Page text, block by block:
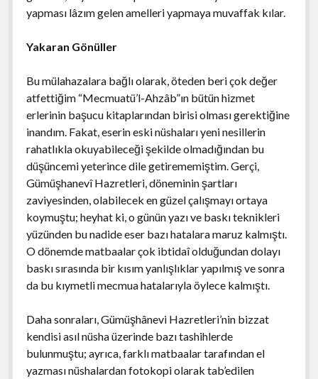
yapması lâzım gelen amelleri yapmaya muvaffak kılar.
Yakaran Gönüller
Bu mülahazalara bağlı olarak, öteden beri çok değer
atfettiğim “Mecmuatü’l-Ahzâb”ın bütün hizmet
erlerinin başucu kitaplarından birisi olması gerektiğine
inandım. Fakat, eserin eski nüshaları yeni nesillerin
rahatlıkla okuyabileceği şekilde olmadığından bu
düşüncemi yeterince dile getirememiştim. Gerçi,
Gümüşhanevî Hazretleri, döneminin şartları
zaviyesinden, olabilecek en güzel çalışmayı ortaya
koymuştu; heyhat ki, o günün yazı ve baskı teknikleri
yüzünden bu nadide eser bazı hatalara maruz kalmıştı.
O dönemde matbaalar çok ibtidaî olduğundan dolayı
baskı sırasında bir kısım yanlışlıklar yapılmış ve sonra
da bu kıymetli mecmua hatalarıyla öylece kalmıştı.
Daha sonraları, Gümüşhânevi Hazretleri’nin bizzat
kendisi asıl nüsha üzerinde bazı tashihlerde
bulunmuştu; ayrıca, farklı matbaalar tarafından el
yazması nüshalardan fotokopi olarak tab’edilen